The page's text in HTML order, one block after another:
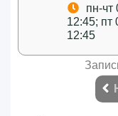
пн-
12:45; пт
12:45